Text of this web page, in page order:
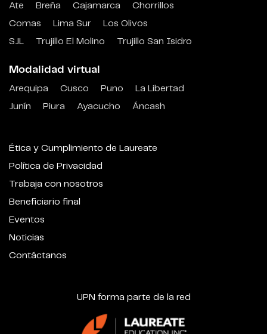
Ate Breña Cajamarca
Chorrillos
Comas
Lima Sur
Los Olivos
SJL
Trujillo El Molino Trujillo San Isidro
Modalidad virtual
Arequipa Cusco Puno
La Libertad
Junín
Piura Ayacucho Áncash
Ética y Cumplimiento de Laureate
Política de Privacidad
Trabaja con nosotros
Beneficiario final
Eventos
Noticias
Contáctanos
UPN forma parte de la red